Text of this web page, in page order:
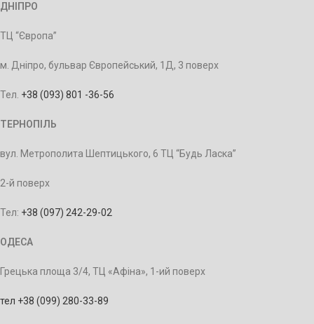
ДНІПРО
ТЦ “Європа”
м. Дніпро, бульвар Європейський, 1Д, 3 поверх
Тел. +38 (093) 801 -36-56
ТЕРНОПІЛЬ
вул. Метрополита Шептицького, 6 ТЦ “Будь Ласка”
2-й поверх
Тел: +38 (097) 242-29-02
ОДЕСА
Грецька площа 3/4, ТЦ «Афіна», 1-ий поверх
тел +38 (099) 280-33-89